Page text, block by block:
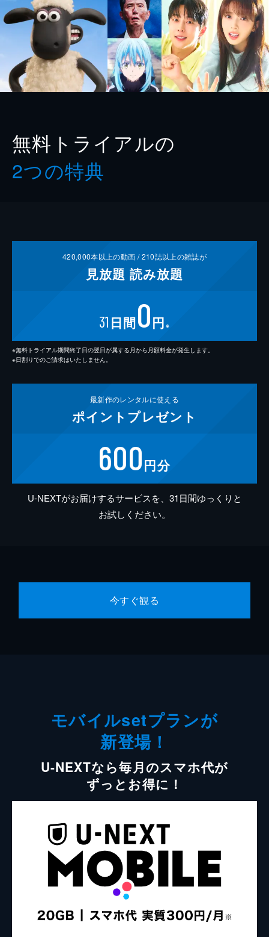
無料トライアルの
2つの特典
420,000本以上の動画 /210誌以上の雑誌が
見放題 読み放題
31 日間0円 ※
※無料トライアル期間終了日の翌日が属する月から月額料金が発生します。
※日割りでのご請求はいたしません。
最新作のレンタルに使える
ポイント プレゼント
600円分
U-NEXTがお届けするサービスを、31日間ゆっくりと
お試しください。
今すぐ観る
モバイルsetプランが
新登場！
U-NEXTなら毎月のスマホ代が
ずっとお得に！